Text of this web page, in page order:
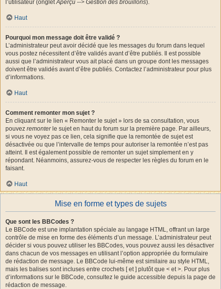
l’utilisateur (ongletAperçu --> Gestion des brouillons).
Haut
Pourquoi mon message doit être validé ?
L’administrateur peut avoir décidé que les messages du forum dans lequel
vous postez nécessitent d’être validés avant d’être publiés. Il est possible
aussi que l’administrateur vous ait placé dans un groupe dont les messages
doivent être validés avant d’être publiés. Contactez l’administrateur pour plus
d’informations.
Haut
Comment remonter mon sujet ?
En cliquant sur le lien « Remonter le sujet » lors de sa consultation, vous
pouvez remonterle sujet en haut du forum sur la première page. Par ailleurs,
si vous ne voyez pas ce lien, cela signifie que la remontée de sujet est
désactivée ou que l’intervalle de temps pour autoriser la remontée n’est pas
atteint. Il est également possible de remonter un sujet simplement en y
répondant. Néanmoins, assurez-vous de respecter les règles du forum en le
faisant.
Haut
Mise en forme et types de sujets
Que sont les BBCodes ?
Le BBCode est une implantation spéciale au langage HTML, offrant un large
contrôle de mise en forme des éléments d’un message. L’administrateur peut
décider si vous pouvez utiliser les BBCodes, vous pouvez aussi les désactiver
dans chacun de vos messages en utilisant l’option appropriée du formulaire
de rédaction de message. Le BBCode lui-même est similaire au style HTML,
mais les balises sont incluses entre crochets [ et ] plutôt que < et >. Pour plus
d’informations sur le BBCode, consultez le guide accessible depuis la page de
rédaction de message.